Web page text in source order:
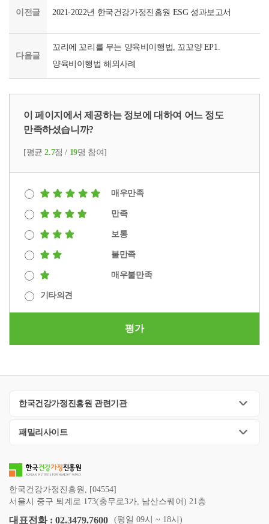
함께 캔들과 화분을 만들며 즐거운 시간을 보내다 보니 어느새 마지
입구에는 먼저 도착한 참여자들이 삼삼오오 모여 대화하고 있었습
저도 모르게 고개가 끄덕여졌습니다.
마지막 가죽공예 프로그램을 참여하며 옆 사람과 웃으며 일상적인
모두 같은 마음이었습니다.
네, 옆집청년님의 사연이였습니다. 옆집청년님처럼 무료한 나날을
옆집청년님처럼 용기내어 참여해보는 건 어떨까요?
누군가와 나의 삶을 공유하는 그런 삶을 보내시길 바라며 지금까지
이전글 2021-2022년 한국건강가정진흥원 ESG 성과보고서
다음글
꼬리에 꼬리를 무는 양육비이행법, 꼬꼬양 EP1.
양육비이행법 해외사례
이 페이지에서 제공하는 정보에 대하여 어느 정도
만족하셨습니까?
[평균2.7점 / 19명 참여]
매우만족
만족
보통
불만족
매우불만족
기타의견
평가
한국건강가정진흥원 관련기관
패밀리사이트
한국건강가정진흥원, [04554]
서울시 중구 퇴계로 173(충무로3가, 남산스퀘어) 21층
대표전화 : 02.3479.7600 (평일 09시 ~ 18시)